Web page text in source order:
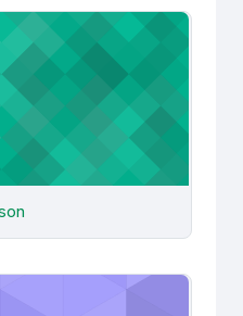
uuringud (MÄJ052)